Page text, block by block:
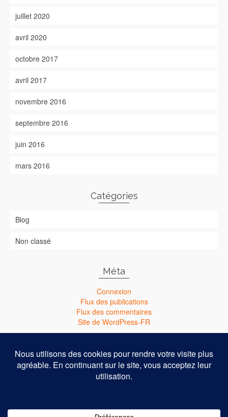
juillet 2020
avril 2020
octobre 2017
avril 2017
novembre 2016
septembre 2016
juin 2016
mars 2016
Catégories
Blog
Non classé
Méta
Connexion
Flux des publications
Flux des commentaires
Site de WordPress-FR
Nouveau : Abonnez-vous à ma chaîne Youtube !